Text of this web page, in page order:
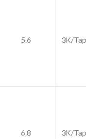
5.6 3K/
6.8 3K/